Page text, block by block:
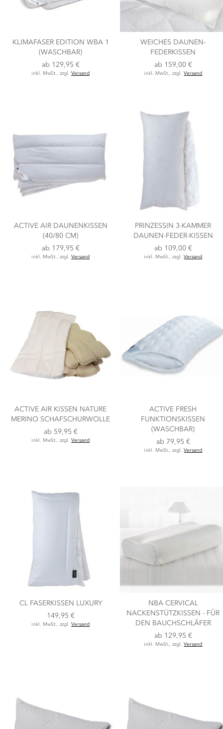
KLIMAFASER EDITION WBA 1
(WASCHBAR)
ab 129,95 €
inkl. MwSt., zzgl. Versand
WEICHES DAUNEN-
FEDERKISSEN
ab 159,00 €
inkl. MwSt., zzgl.Versand
ACTIVE AIR DAUNENKISSEN
(40/80 CM)
ab 179,95 €
inkl. MwSt., zzgl. Versand
PRINZESSIN 3-KAMMER
DAUNEN-FEDER-KISSEN
ab 109,00 €
inkl. MwSt., zzgl.Versand
ACTIVE AIR KISSEN NATURE
MERINO SCHAFSCHURWOLLE
ab 59,95 €
inkl. MwSt., zzgl. Versand
ACTIVE FRESH
FUNKTIONSKISSEN
(WASCHBAR)
ab 79,95 €
inkl. MwSt., zzgl.Versand
CL FASERKISSEN LUXURY
149,95 €
inkl. MwSt., zzgl. Versand
NBA CERVICAL
NACKENSTÜTZKISSEN - FÜR
DEN BAUCHSCHLÄFER
ab 129,95 €
inkl. MwSt., zzgl.Versand